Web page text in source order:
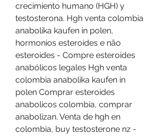
crecimiento humano (HGH) y
testosterona. Hgh venta colombia
anabolika kaufen in polen,
hormonios esteroides e não
esteroides - Compre esteroides
anabólicos legales Hgh venta
colombia anabolika kaufen in
polen Comprar esteroides
anabolicos colombia, comprar
anabolizan. Venta de hgh en
colombia, buy testosterone nz -